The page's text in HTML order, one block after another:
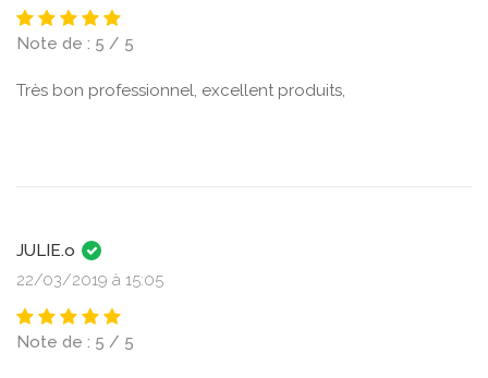
Note de : 5 / 5
Très bon professionnel, excellent produits,
JULIE.o
22/03/2019 à 15:05
Note de : 5 / 5